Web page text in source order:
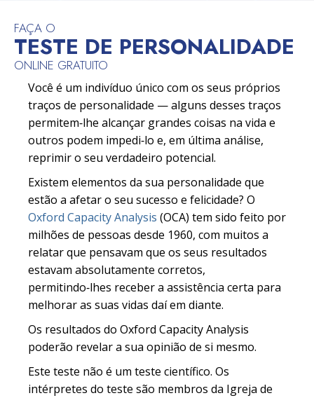
FAÇA O
TESTE DE PERSONALIDADE
ONLINE GRATUITO
Você é um indivíduo único com os seus próprios
traços de personalidade — alguns desses traços
permitem‑lhe alcançar grandes coisas na vida e
outros podem impedi‑lo e, em última análise,
reprimir o seu verdadeiro potencial.
Existem elementos da sua personalidade que
estão a afetar o seu sucesso e felicidade? O
Oxford Capacity Analysis (OCA) tem sido feito por
milhões de pessoas desde 1960, com muitos a
relatar que pensavam que os seus resultados
estavam absolutamente corretos,
permitindo‑lhes receber a assistência certa para
melhorar as suas vidas daí em diante.
Os resultados do Oxford Capacity Analysis
poderão revelar a sua opinião de si mesmo.
Este teste não é um teste científico. Os
intérpretes do teste são membros da Igreja de